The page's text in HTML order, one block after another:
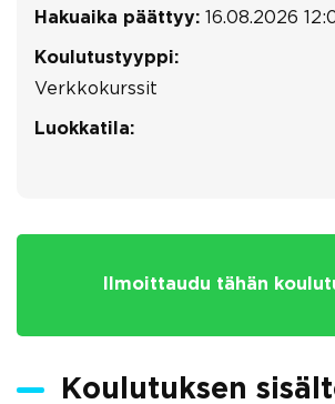
Hakuaika päättyy: 16.08.2026
Koulutustyyppi:
Verkkokurssit
Luokkatila:
Ilmoittaudu tähän
Koulutuksen